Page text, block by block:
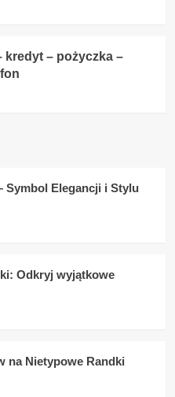
kredyt – pożyczka –
Symbol Elegancji i Stylu
Odkryj wyjątkowe
na Nietypowe Randki